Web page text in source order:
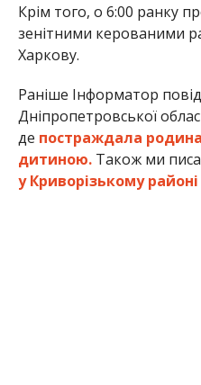
Крім того, о 6:00 ранку
зенітними керованими
Харкову.
Раніше Інформатор
Дніпропетровської
де постраждала
дитиною.Також ми
у Криворізькому районі